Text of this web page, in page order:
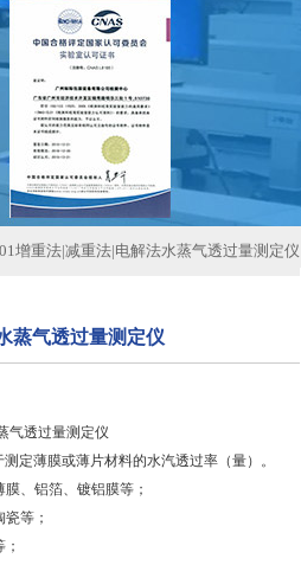
增重法|减重法|电解法水蒸气透过量测定仪
蒸气透过量测定仪
气透过量测定仪
定薄膜或薄片材料的水汽透过率（量）。
、铝箔、镀铝膜等；
等；